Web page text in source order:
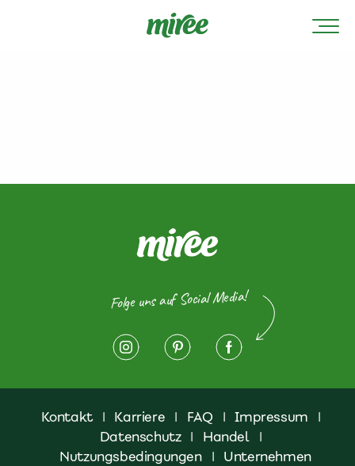
Folge uns auf Social Media!
Kontakt | Karriere | FAQ | Impressum
|
Datenschutz | Handel
|
Nutzungsbedingungen
| Unternehmen